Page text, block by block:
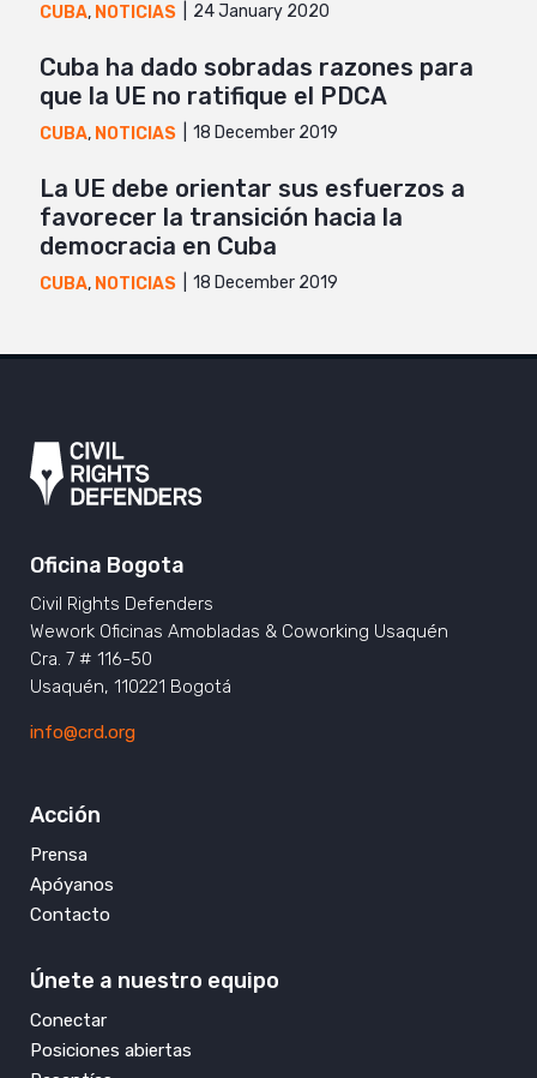
CUBA, NOTICIAS 24 January 2020
Cuba ha dado sobradas razones para
que la UE no ratifique el PDCA
CUBA, NOTICIAS 18 December 2019
La UE debe orientar sus esfuerzos a
favorecer la transición hacia la
democracia en Cuba
CUBA, NOTICIAS 18 December 2019
Oficina Bogota
Civil Rights Defenders
Wework Oficinas Amobladas & Coworking Usaquén
Cra. 7 # 116-50
Usaquén, 110221 Bogotá
info@crd.org
Acción
Prensa
Apóyanos
Contacto
Únete a nuestro equipo
Conectar
Posiciones abiertas